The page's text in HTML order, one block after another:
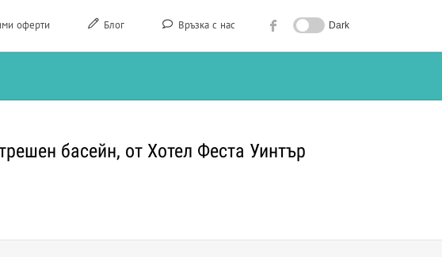
оферти Блог Връзка с нас Dark
басейн, от Хотел Феста Уинтър